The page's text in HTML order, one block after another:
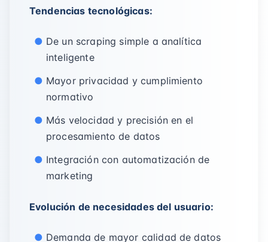
Tendencias tecnológicas:
De un scraping simple a analítica
inteligente
Mayor privacidad y cumplimiento
normativo
Más velocidad y precisión en el
procesamiento de datos
Integración con automatización de
marketing
Evolución de necesidades del usuario:
Demanda de mayor calidad de datos